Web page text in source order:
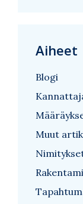
Aiheet
Blogi
Muut